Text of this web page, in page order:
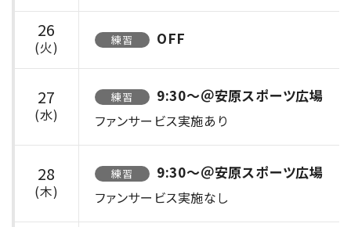
26
(火) 練習 OFF
27
(水)
練習 9:30〜＠安原スポーツ広場
ファンサービス実施あり
28
(木)
練習 9:30〜＠安原スポーツ広場
ファンサービス実施なし